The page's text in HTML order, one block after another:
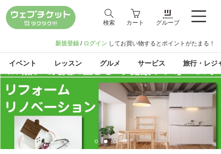
検索 カート グループ
新規登録 / ログイン してお買い物するとポイントがたまる！
イベント レッスン グルメ サービス 旅行・レジ